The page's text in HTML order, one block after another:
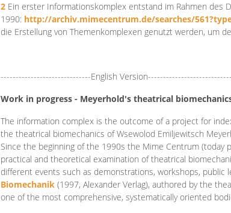
2 Ein erster Informationskomplex entstand im Rahmen des
1990: http://archiv.mimecentrum.de/searches/
die Erstellung von Themenkomplexen genutzt werden, um
------------------------------English
Work in progress - Meyerhold's theatrical
The information complex is the outcome of a project for
the theatrical biomechanics of Wsewolod Emiljewitsch
Since the beginning of the 1990s the Mime Centrum
practical and theoretical examination of theatrical
different events such as demonstrations, workshops, public
Biomechanik (1997, Alexander Verlag), authored by the
one of the most comprehensive, systematically oriented